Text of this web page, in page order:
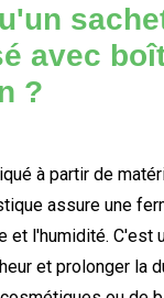
avec
?
à partir de
assure une
et l'humidité. C'est
et prolonger la